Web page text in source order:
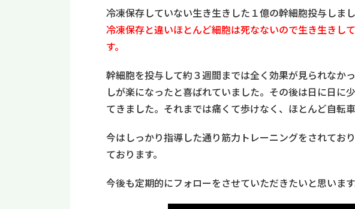
冷凍保存していない生き生きした１億の幹細胞投与しまし
冷凍保存と違いほとんど細胞は死なないので生き生きし
す。
幹細胞を投与して約３週間までは全く効果が見られなか
しが楽になったと喜ばれていました。その後は日に日に
てきました。それまでは痛くて歩けなく、ほとんど自転
今はしっかり指導した通り筋力トレーニングをされてお
ております。
今後も定期的にフォローをさせていただきたいと思い